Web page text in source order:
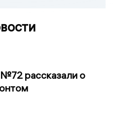
рассказали о